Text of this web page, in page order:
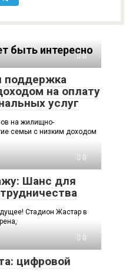
быть интересно
0
поддержка
на оплату
услуг
на жилищно-
семьи с низким доходом
0
Шанс для
Стадион Жастар в
0
цифровой